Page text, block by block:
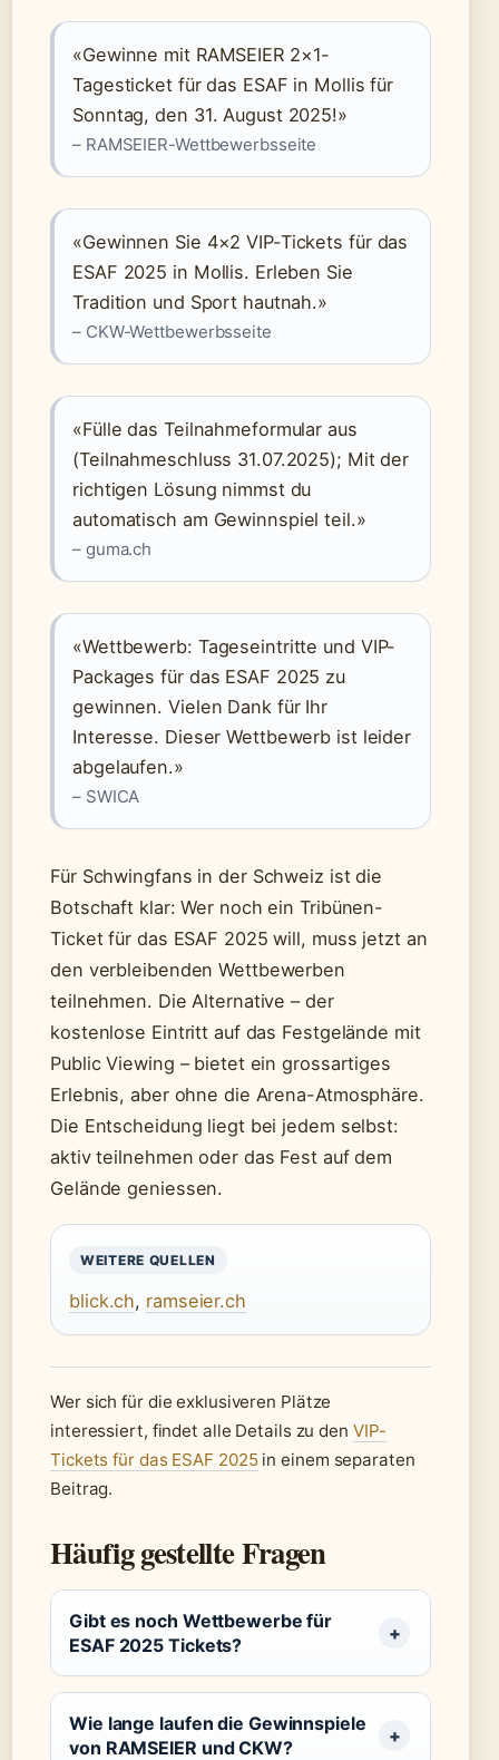
«Gewinne mit RAMSEIER 2×1-
Tagesticket für das ESAF in Mollis für
Sonntag, den 31. August 2025!»
– RAMSEIER-Wettbewerbsseite
«Gewinnen Sie 4×2 VIP-Tickets für das
ESAF 2025 in Mollis. Erleben Sie
Tradition und Sport hautnah.»
– CKW-Wettbewerbsseite
«Fülle das Teilnahmeformular aus
(Teilnahmeschluss 31.07.2025); Mit der
richtigen Lösung nimmst du
automatisch am Gewinnspiel teil.»
– guma.ch
«Wettbewerb: Tageseintritte und VIP-
Packages für das ESAF 2025 zu
gewinnen. Vielen Dank für Ihr
Interesse. Dieser Wettbewerb ist leider
abgelaufen.»
– SWICA
Für Schwingfans in der Schweiz ist die
Botschaft klar: Wer noch ein Tribünen-
Ticket für das ESAF 2025 will, muss jetzt an
den verbleibenden Wettbewerben
teilnehmen. Die Alternative – der
kostenlose Eintritt auf das Festgelände mit
Public Viewing – bietet ein grossartiges
Erlebnis, aber ohne die Arena-Atmosphäre.
Die Entscheidung liegt bei jedem selbst:
aktiv teilnehmen oder das Fest auf dem
Gelände geniessen.
WEITERE QUELLEN
blick.ch, ramseier.ch
Wer sich für die exklusiveren Plätze
interessiert, findet alle Details zu den VIP-
Tickets für das ESAF 2025in einem separaten
Beitrag.
Häufig gestellte Fragen
Gibt es noch Wettbewerbe für
ESAF 2025 Tickets?
Wie lange laufen die Gewinnspiele
von RAMSEIER und CKW?